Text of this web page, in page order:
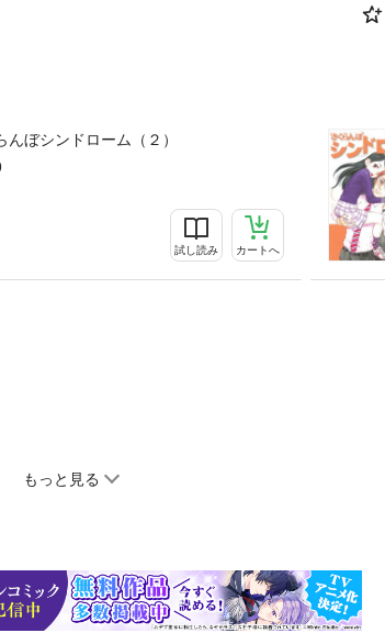
んぼシンドローム（２）
試し読み カートへ
もっと見る